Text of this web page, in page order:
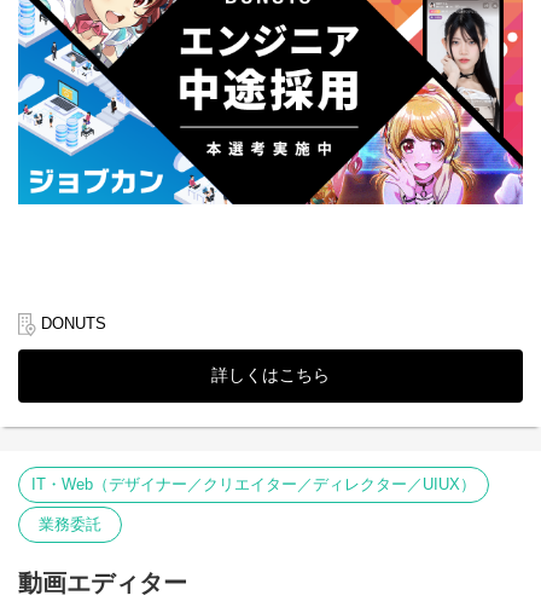
・ものやことに対して、情熱を持てる方
・自分の手で優れたプロダクトを生み出すことに拘る方
・納期がきちんと守れる方
・スピードを意識して制作できる方
・電話やチャットでのコミュニケーションをスムーズに取れる方
■業務の魅力
▼出版事業部の一員として、あなたの感性を存分に発揮してくだ
さい。
で働くことができます。
また、学生時代に社会で通用するスキルを身に付けたい！新しい
ことに挑戦したい！という方も成長に繋がる刺激が受けられると
DONUTS
詳しくはこちら
IT・Web（デザイナー／クリエイター／ディレクター／UIUX）
業務委託
動画エディター